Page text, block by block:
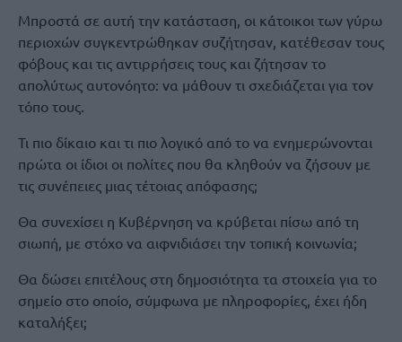
Μπροστά σε αυτή την κατάσταση, οι κάτοικοι των γύρω
περιοχών συγκεντρώθηκαν συζήτησαν, κατέθεσαν τους
φόβους και τις αντιρρήσεις τους και ζήτησαν το
απολύτως αυτονόητο: να μάθουν τι σχεδιάζεται για τον
τόπο τους.
Τι πιο δίκαιο και τι πιο λογικό από το να ενημερώνονται
πρώτα οι ίδιοι οι πολίτες που θα κληθούν να ζήσουν με
τις συνέπειες μιας τέτοιας απόφασης;
Θα συνεχίσει η Κυβέρνηση να κρύβεται πίσω από τη
σιωπή, με στόχο να αιφνιδιάσει την τοπική κοινωνία;
Θα δώσει επιτέλους στη δημοσιότητα τα στοιχεία για το
σημείο στο οποίο, σύμφωνα με πληροφορίες, έχει ήδη
καταλήξει;